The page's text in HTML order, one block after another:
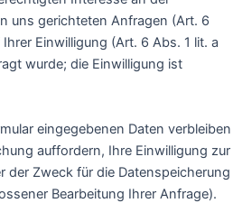
uns gerichteten Anfragen (Art. 6
Einwilligung (Art. 6 Abs. 1 lit. a
wurde; die Einwilligung ist
eingegebenen Daten verbleiben
auffordern, Ihre Einwilligung zur
der Zweck für die Datenspeicherung
Bearbeitung Ihrer Anfrage).